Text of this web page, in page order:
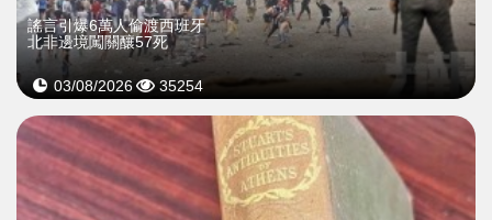
謠言引爆6萬人偷渡西班牙
北非邊境闖關釀57死
03/08/2026 35254